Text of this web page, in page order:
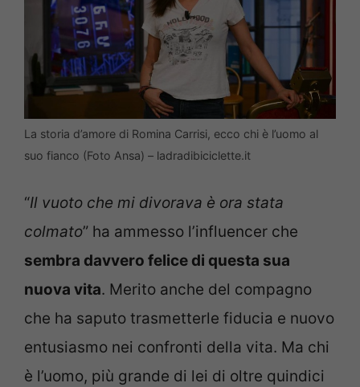
La storia d’amore di Romina Carrisi, ecco chi è l’uomo al
suo fianco (Foto Ansa) – ladradibiciclette.it
“Il vuoto che mi divorava è ora stata
colmato” ha ammesso l’influencer che
sembra davvero felice di questa sua
nuova vita. Merito anche del compagno
che ha saputo trasmetterle fiducia e nuovo
entusiasmo nei confronti della vita. Ma chi
è l’uomo, più grande di lei di oltre quindici